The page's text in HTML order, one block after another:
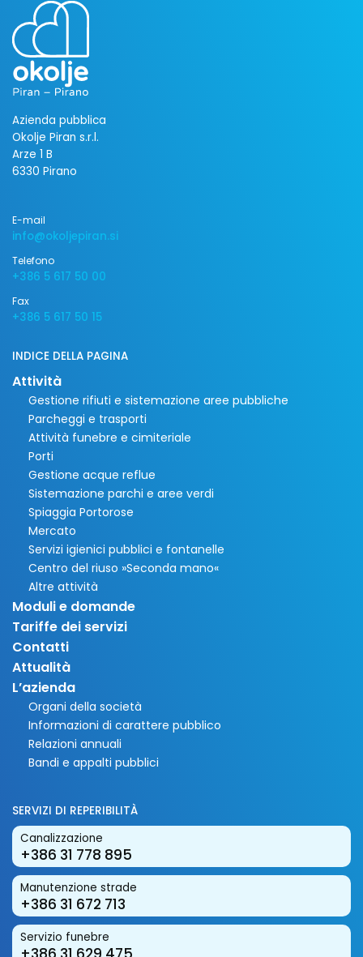
Azienda pubblica
Okolje Piran s.r.l.
Arze 1 B
6330 Pirano
E-mail
info@okoljepiran.si
Telefono
+386 5 617 50 00
Fax
+386 5 617 50 15
INDICE DELLA PAGINA
Attività
Gestione rifiuti e sistemazione aree pubbliche
Parcheggi e trasporti
Attività funebre e cimiteriale
Porti
Gestione acque reflue
Sistemazione parchi e aree verdi
Spiaggia Portorose
Mercato
Servizi igienici pubblici e fontanelle
Centro del riuso »Seconda mano«
Altre attività
Moduli e domande
Tariffe dei servizi
Contatti
Attualità
L’azienda
Organi della società
Informazioni di carattere pubblico
Relazioni annuali
Bandi e appalti pubblici
SERVIZI DI REPERIBILITÀ
Canalizzazione
+386 31 778 895
Manutenzione strade
+386 31 672 713
Servizio funebre